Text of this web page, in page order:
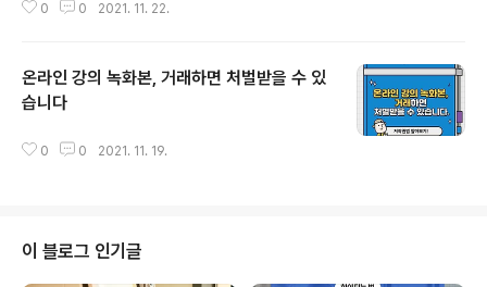
0 0 2021. 11. 22.
온라인 강의 녹화본, 거래하면 처벌받을 수 있
습니다
0 0 2021. 11. 19.
이 블로그 인기글